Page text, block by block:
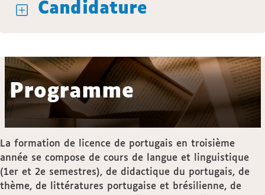
Candidature
Programme
La formation de licence de portugais en troisième
année se compose de cours de langue et linguistique
(1er et 2e semestres), de didactique du portugais, de
thème, de littératures portugaise et brésilienne, de